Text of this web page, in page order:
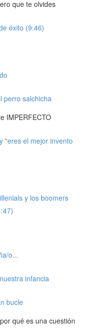
que te olvides
éxito (9:46)
perro salchicha
IMPERFECTO
"eres el mejor invento
y los boomers
o...
infancia
bucle
qué es una cuestión